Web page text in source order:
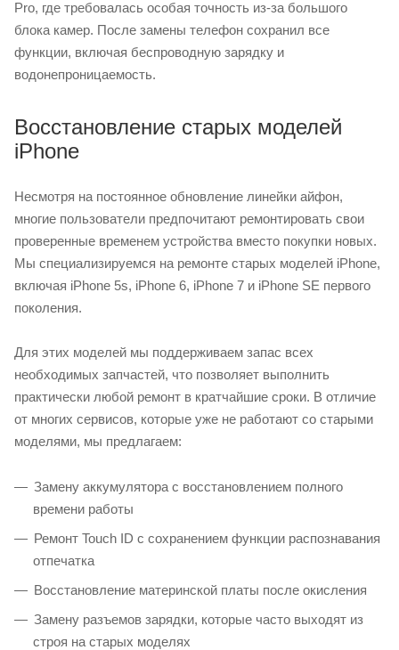
Pro, где требовалась особая точность из-за большого
блока камер. После замены телефон сохранил все
функции, включая беспроводную зарядку и
водонепроницаемость.
Восстановление старых моделей
iPhone
Несмотря на постоянное обновление линейки айфон,
многие пользователи предпочитают ремонтировать свои
проверенные временем устройства вместо покупки новых.
Мы специализируемся на ремонте старых моделей iPhone,
включая iPhone 5s, iPhone 6, iPhone 7 и iPhone SE первого
поколения.
Для этих моделей мы поддерживаем запас всех
необходимых запчастей, что позволяет выполнить
практически любой ремонт в кратчайшие сроки. В отличие
от многих сервисов, которые уже не работают со старыми
моделями, мы предлагаем:
Замену аккумулятора с восстановлением полного
времени работы
Ремонт Touch ID с сохранением функции распознавания
отпечатка
Восстановление материнской платы после окисления
Замену разъемов зарядки, которые часто выходят из
строя на старых моделях